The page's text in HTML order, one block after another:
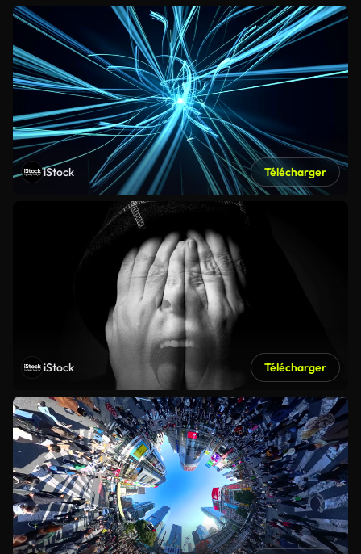
iStock Télécharger
iStock Télécharger